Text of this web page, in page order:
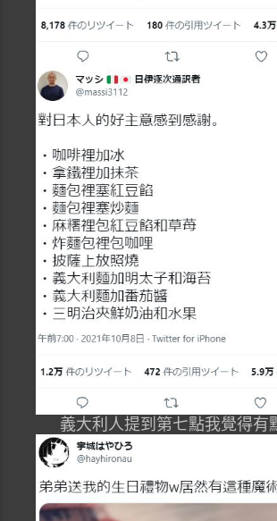
義大利人提到第七點我覺得有